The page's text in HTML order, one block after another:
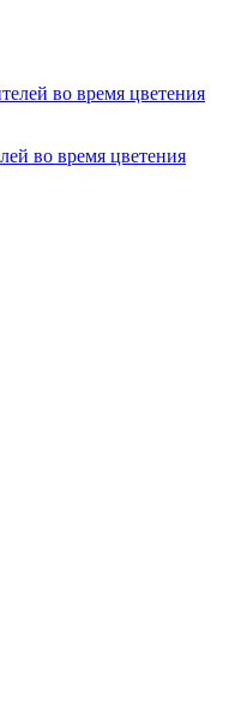
во время цветения